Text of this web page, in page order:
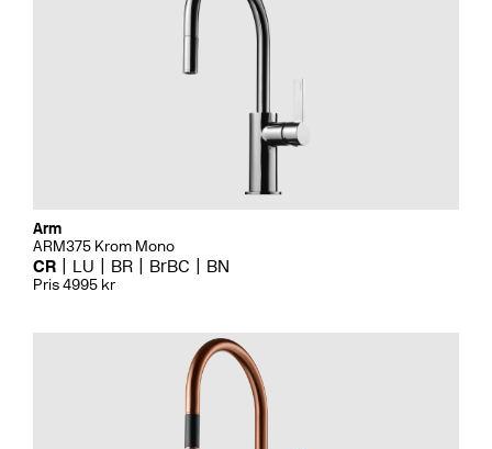
Arm
ARM375 Krom Mono
CR LU BR BrBC BN
Pris 4995 kr